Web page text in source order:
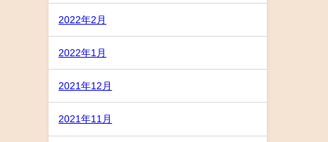
2022年2月
2022年1月
2021年12月
2021年11月